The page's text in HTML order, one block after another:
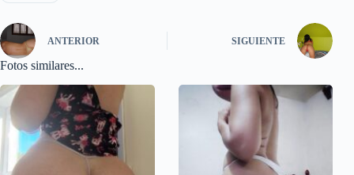
ANTERIOR SIGUIENTE
Fotos similares...